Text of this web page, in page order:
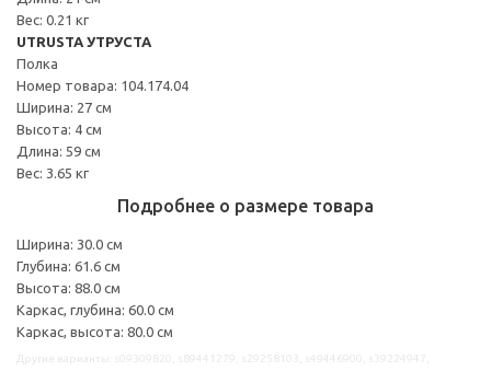
Вес: 0.21 кг
UTRUSTA УТРУСТА
Полка
Номер товара: 104.174.04
Ширина: 27 см
Высота: 4 см
Длина: 59 см
Вес: 3.65 кг
Подробнее о размере товара
Ширина: 30.0 см
Глубина: 61.6 см
Высота: 88.0 см
Каркас, глубина: 60.0 см
Каркас, высота: 80.0 см